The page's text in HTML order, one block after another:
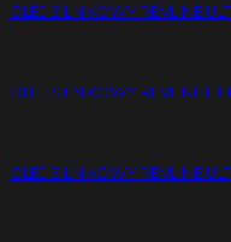
OLEJ SILNIKOWY REVLINE
OLEJ SILNIKOWY REVLINE
OLEJ SILNIKOWY REVLINE